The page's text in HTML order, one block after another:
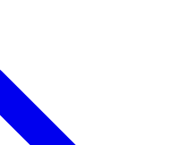
sackaros, glukos
(E 216), akaciagummi,
(E 954),